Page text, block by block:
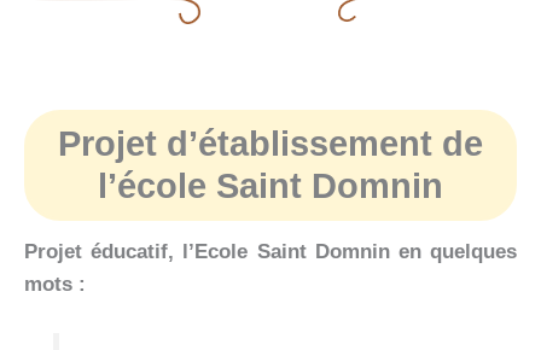
Projet d’établissement de
l’école Saint Domnin
Projet éducatif, l’Ecole Saint Domnin en quelques
mots :